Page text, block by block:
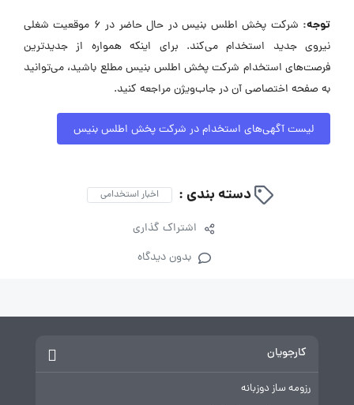
توجه:
شرکت پخش اطلس بنیس در حال حاضر در ۶ موقعیت شغلی
نیروی جدید استخدام می‌کند. برای اینکه همواره از جدیدترین
فرصت‌های استخدام شرکت پخش اطلس بنیس مطلع باشید، می‌توانید
به صفحه اختصاصی آن در جاب‌ویژن مراجعه کنید.
لیست آگهی‌های استخدام در شرکت پخش اطلس بنیس
دسته بندی : اخبار استخدامی
اشتراک گذاری
بدون دیدگاه
کارجویان
رزومه ساز دوزبانه